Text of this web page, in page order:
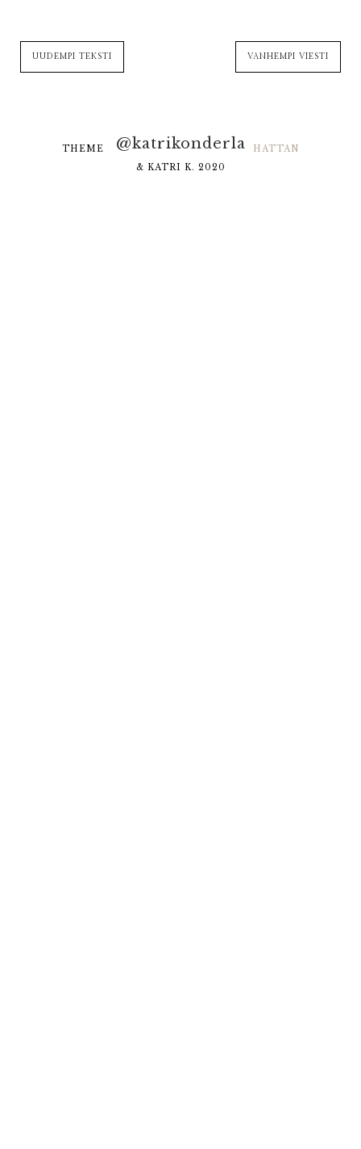
UUDEMPI TEKSTI VANHEMPI VIESTI
@katrikonderla
THEME DESIGNED BYHELLO MANHATTAN
& KATRI K. 2020